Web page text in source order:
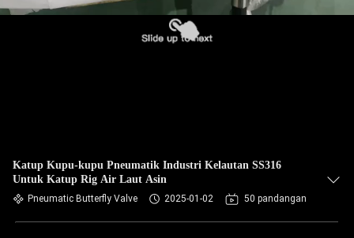
Katup Kupu-kupu Pneumatik Industri Kelautan SS316
Untuk Katup Rig Air Laut Asin
Pneumatic Butterfly Valve 2025-01-02 50 pandangan